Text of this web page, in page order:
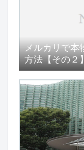
メルカリで本
方法【その２